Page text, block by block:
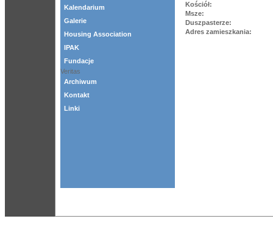
Kalendarium
Galerie
Housing Association
IPAK
Fundacje
Veritas
Archiwum
Kontakt
Linki
Kościół:
Msze:
Duszpasterze:
Adres zamieszkania: